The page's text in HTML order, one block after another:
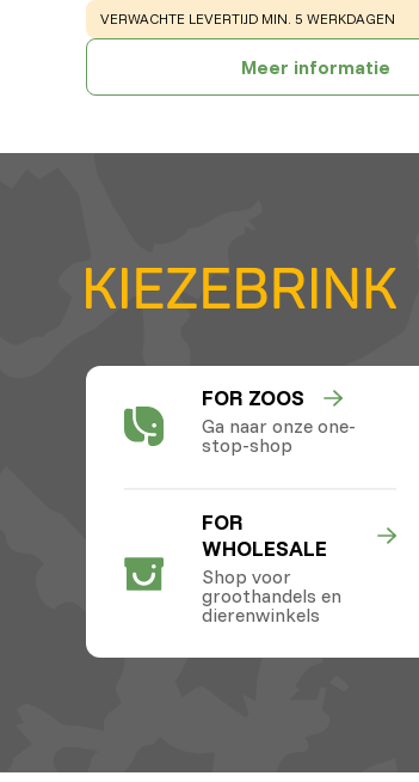
WARNING:
VERWACHTE LEVERTIJD MIN. 5 WERKDAGEN
Meer informatie
FOR ZOOS
Ga naar onze one-
stop-shop
FOR
WHOLESALE
Shop voor
groothandels en
dierenwinkels